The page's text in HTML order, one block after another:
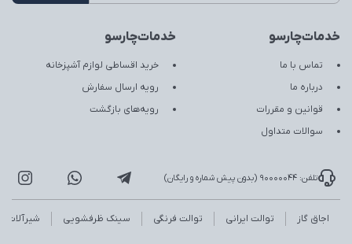
خدمات‌چارسو
تماس با ما
درباره ما
قوانین و مقررات
سوالات متداول
خدمات‌چارسو
خرید اقساطی لوازم آشپزخانه
رویه ارسال سفارش
رویه‌های بازگشت
تلفن: 90000044 (بدون پیش شماره و رایگان)
اجاق گاز توالت ایرانی توالت فرنگی سینک ظرفشویی شیرآلات